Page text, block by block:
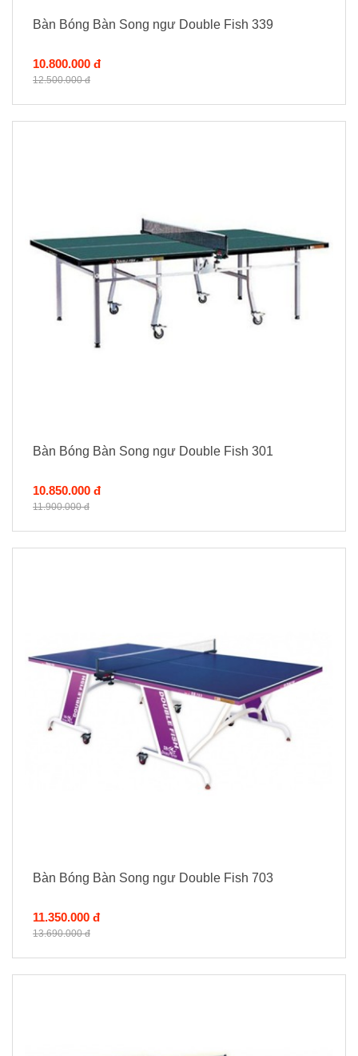
Bàn Bóng Bàn Song ngư Double Fish 339
10.800.000 đ
12.500.000 đ
Bàn Bóng Bàn Song ngư Double Fish 301
10.850.000 đ
11.900.000 đ
Bàn Bóng Bàn Song ngư Double Fish 703
11.350.000 đ
13.690.000 đ